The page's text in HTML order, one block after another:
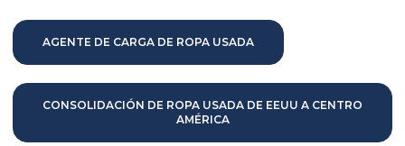
AGENTE DE CARGA DE ROPA USADA
CONSOLIDACIÓN DE ROPA USADA DE EEUU A CENTRO
AMÉRICA